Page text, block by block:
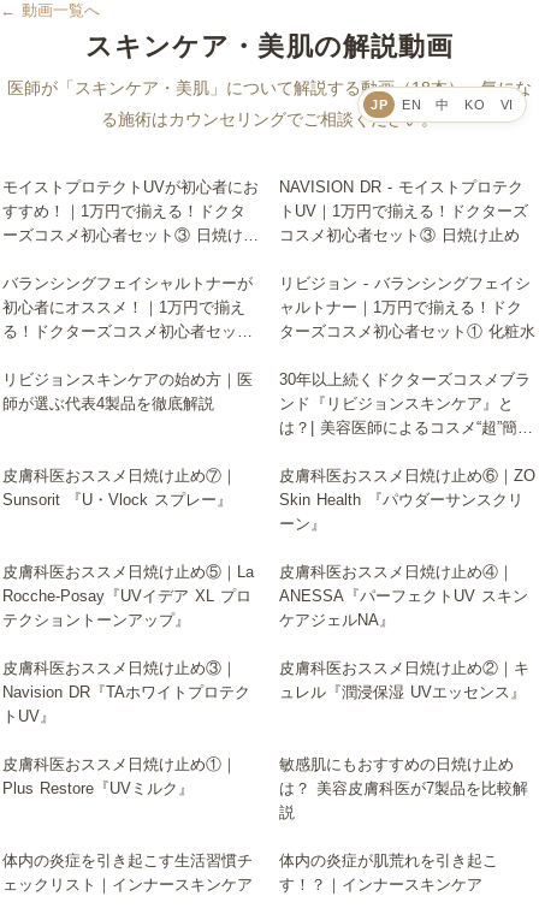
← 動画一覧へ
スキンケア・美肌の解説動画
医師が「スキンケア・美肌」について解説する動画（18本）。気にな
る施術はカウンセリングでご相談ください。
▶
モイストプロテクトUVが初心者にお
すすめ！｜1万円で揃える！ドクタ
ーズコスメ初心者セット③ 日焼け止
▶
NAVISION DR - モイストプロテク
トUV｜1万円で揃える！ドクターズ
コスメ初心者セット③ 日焼け止め
▶
バランシングフェイシャルトナーが
初心者にオススメ！｜1万円で揃え
る！ドクターズコスメ初心者セット
▶
リビジョン - バランシングフェイシ
ャルトナー｜1万円で揃える！ドク
ターズコスメ初心者セット① 化粧水
▶
リビジョンスキンケアの始め方｜医
師が選ぶ代表4製品を徹底解説
▶
30年以上続くドクターズコスメブラ
ンド『リビジョンスキンケア』と
は？| 美容医師によるコスメ“超”簡単
▶
皮膚科医おススメ日焼け止め⑦｜
Sunsorit 『U・Vlock スプレー』
▶
皮膚科医おススメ日焼け止め⑥｜ZO
Skin Health 『パウダーサンスクリ
ーン』
▶
皮膚科医おススメ日焼け止め⑤｜La
Rocche-Posay『UVイデア XL プロ
テクショントーンアップ』
▶
皮膚科医おススメ日焼け止め④｜
ANESSA『パーフェクトUV スキン
ケアジェルNA』
▶
皮膚科医おススメ日焼け止め③｜
Navision DR『TAホワイトプロテク
トUV』
▶
皮膚科医おススメ日焼け止め②｜キ
ュレル『潤浸保湿 UVエッセンス』
▶
皮膚科医おススメ日焼け止め①｜
Plus Restore『UVミルク』
▶
敏感肌にもおすすめの日焼け止め
は？ 美容皮膚科医が7製品を比較解
説
▶
体内の炎症を引き起こす生活習慣チ
ェックリスト｜インナースキンケア
▶
体内の炎症が肌荒れを引き起こ
す！？｜インナースキンケア
JP EN 中 KO VI